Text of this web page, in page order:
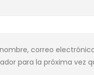
correo
para la próxima vez